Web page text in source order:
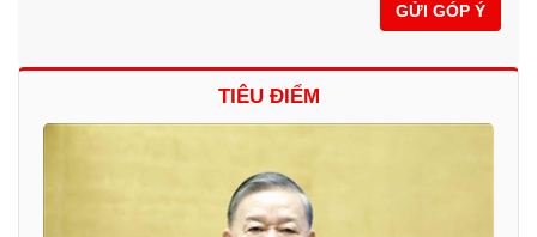
GỬI GÓP Ý
TIÊU ĐIỂM